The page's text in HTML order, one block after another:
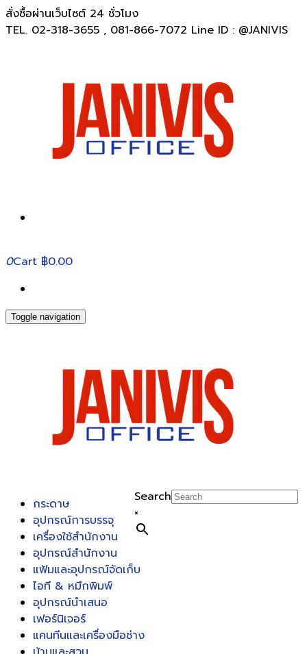
สั่งซื้อผ่านเว็บไซต์ 24 ชั่วโมง
TEL. 02-318-3655 , 081-866-7072 Line ID : @JANIVIS
0Cart ฿0.00
Toggle navigation
Search
×
กระดาษ
อุปกรณ์การบรรจุ
เครื่องใช้สำนักงาน
อุปกรณ์สำนักงาน
แฟ้มและอุปกรณ์จัดเก็บ
ไอที & หมึกพิมพ์
อุปกรณ์นำเสนอ
เฟอร์นิเจอร์
แคนทีนและเครื่องมือช่าง